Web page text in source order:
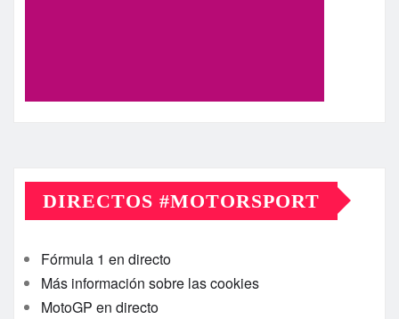
DIRECTOS #MOTORSPORT
Fórmula 1 en directo
Más información sobre las cookies
MotoGP en directo